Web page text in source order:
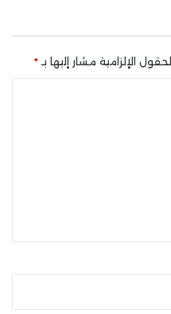
الحقول الإلزامية مشار إليها بـ*